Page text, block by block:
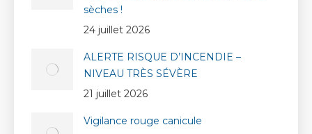
sèches !
24 juillet 2026
ALERTE RISQUE D’INCENDIE –
NIVEAU TRÈS SÉVÈRE
21 juillet 2026
Vigilance rouge canicule